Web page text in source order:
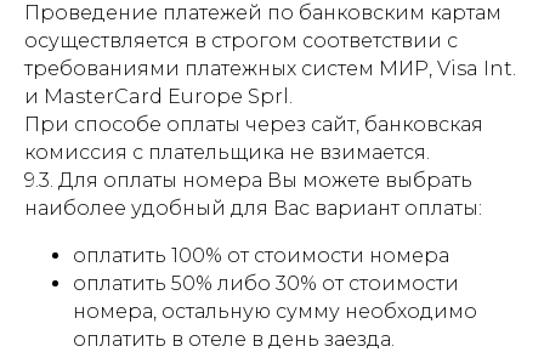
Проведение платежей по банковским картам
осуществляется в строгом соответствии с
требованиями платежных систем МИР, Visa Int.
и MasterCard Europe Sprl.
При способе оплаты через сайт, банковская
комиссия с плательщика не взимается.
9.3. Для оплаты номера Вы можете выбрать
наиболее удобный для Вас вариант оплаты:
оплатить 100% от стоимости номера
оплатить 50% либо 30% от стоимости
номера, остальную сумму необходимо
оплатить в отеле в день заезда.